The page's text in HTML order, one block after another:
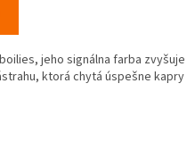
jeho signálna farba zvyšuje
ktorá chytá úspešne kapry